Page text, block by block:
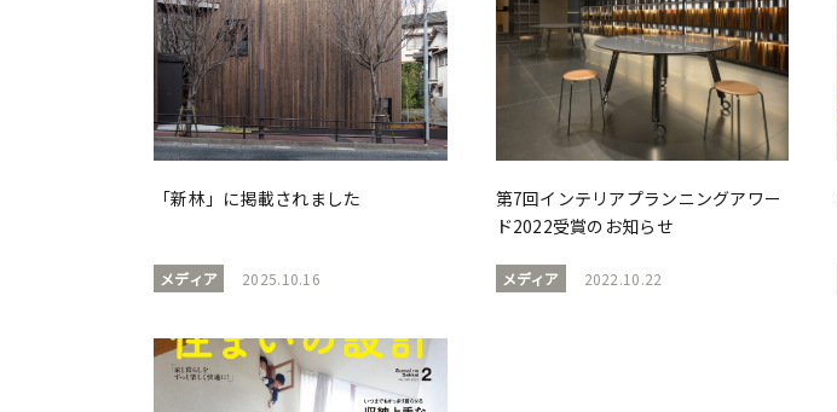
「新林」に掲載されました
メディア 2025.10.16
第7回インテリアプランニングアワー
ド2022受賞のお知らせ
メディア 2022.10.22